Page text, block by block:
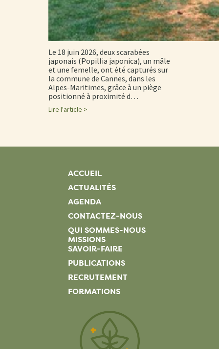
Le 18 juin 2026, deux scarabées
japonais (Popillia japonica), un mâle
et une femelle, ont été capturés sur
la commune de Cannes, dans les
Alpes-Maritimes, grâce à un piège
positionné à proximité d…
Lire l'article >
ACCUEIL
ACTUALITÉS
AGENDA
CONTACTEZ-NOUS
QUI SOMMES-NOUS
MISSIONS
SAVOIR-FAIRE
PUBLICATIONS
RECRUTEMENT
FORMATIONS